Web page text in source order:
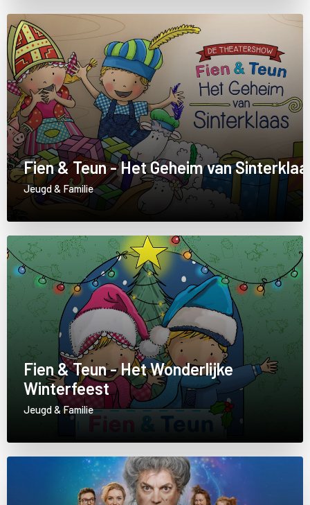
Fien & Teun - Het Geheim van
Jeugd & Familie
Fien & Teun - Het Wonderlijke
Winterfeest
Jeugd & Familie